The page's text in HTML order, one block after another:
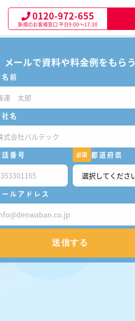
0120-972-655
新規のお客様窓口 平日9:00～17:30
メールで資料や料金例をもらう
前
名
番号 必須 都道府県
ールアドレス